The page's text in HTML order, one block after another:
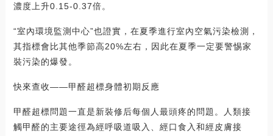
濃度上升0.15-0.37倍。
“室內環境監測中心”也證實，在夏季進行室內空氣污染檢測，
其指標會比其他季節高20%左右，因此在夏季一定要警惕家
裝污染的爆發。
快來查收——甲醛超標身體初期反應
甲醛超標問題一直是新裝修后每個人最頭疼的問題。人類接
觸甲醛的主要途徑為經呼吸道吸入、經口食入和經皮膚接